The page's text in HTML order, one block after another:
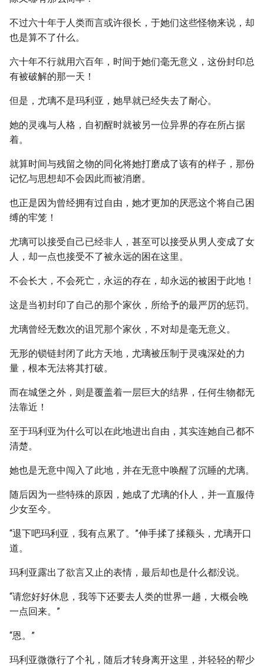
不过六十年于人类而言或许很长，于她们这些怪物来说，却
也是算不了什么。
六十年不行就用六百年，时间于她们毫无意义，这份封印总
有被破解的那一天！
但是，尤璃不是玛利亚，她早就已经失去了耐心。
她的灵魂与人格，自初醒时就被另一位异界的存在所占据
着。
就算时间与残留之物的同化将她打磨成了该有的样子，那份
记忆与思想却不会因此而被消磨。
也正是因为曾经拥有过自由，她才更加的厌恶这个将自己困
缚的牢笼！
尤璃可以接受自己已经非人，甚至可以接受从男人变成了女
人，却一点也接受不了被永远的困在这里。
不会长大，不会死亡，永运的存在，却永远的被困于此地！
这是当初封印了自己的那个家伙，所给予的最严厉的惩罚。
尤璃曾经无数次的诅咒那个家伙，不对却是毫无意义。
无形的锁链封闭了此方天地，尤璃被压制于灵魂深处的力
量，根本无法将其打破。
而在城堡之外，则是覆盖着一层巨大的结界，任何生物都无
法靠近！
至于玛利亚为什么可以在此地进出自由，其实连她自己都不
清楚。
她也是无意中闯入了此地，并在无意中唤醒了沉睡的尤璃。
随后因为一些特殊的原因，她成了尤璃的仆人，并一直服侍
少女至今。
“退下吧玛利亚，我有点累了。”伸手揉了揉额头，尤璃开口
道。
玛利亚露出了欲言又止的表情，最后却也是什么都没说。
“请您好好休息，我等下还要去人类的世界一趟，大概会晚
一点回来。”
“恩。”
玛利亚微微行了个礼，随后才转身离开这里，并轻轻的帮少